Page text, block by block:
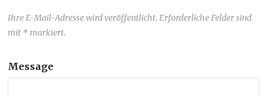
Ihre E-Mail-Adresse wird veröffentlicht. Erforderliche Felder sind
mit * markiert.
Message